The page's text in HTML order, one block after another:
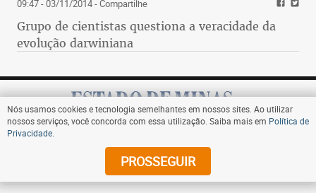
09:47 - 03/11/2014- Compartilhe
Grupo de cientistas questiona a veracidade da
evolução darwiniana
Assine
Nós usamos cookies e tecnologia semelhantes em nossos sites. Ao utilizar
nossos serviços, você concorda com essa utilização. Saiba mais em Política de
Privacidade
PROSSEGUIR